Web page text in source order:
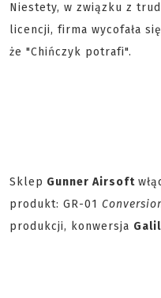
Niestety, w związku z
licencji, firma wycofała
że "Chińczyk potrafi".
Sklep Gunner Airsoft
produkt: GR-01
produkcji, konwersja Galil